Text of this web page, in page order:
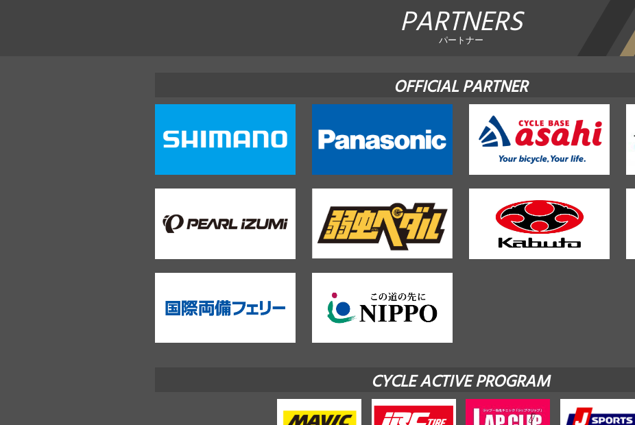
PARTNERS
パートナー
OFFICIAL PARTNER
CYCLE ACTIVE PROGRAM